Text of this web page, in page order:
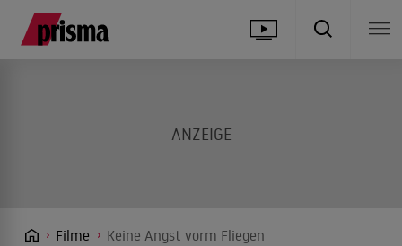
Filme Keine Angst vorm Fliegen